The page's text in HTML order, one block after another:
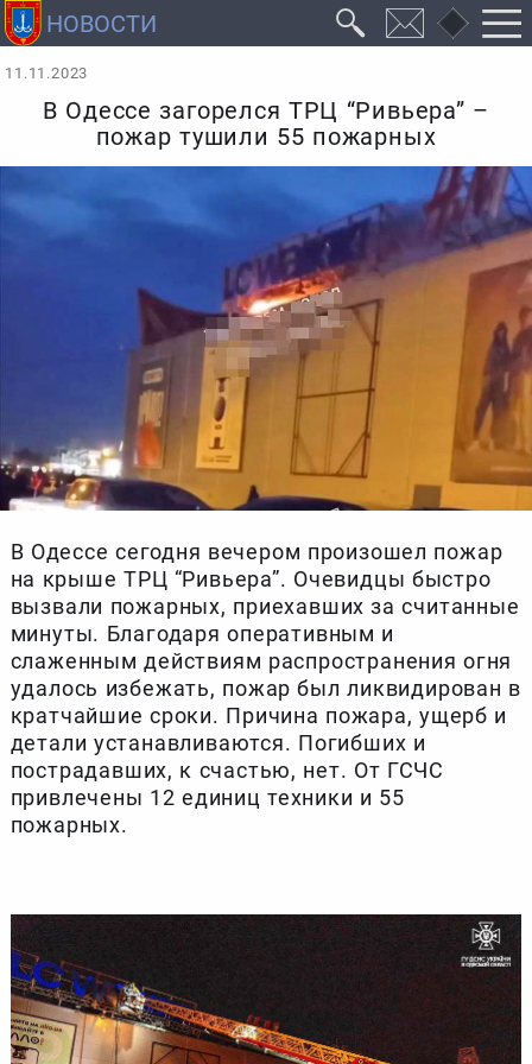
11.11.2023
В Одессе загорелся ТРЦ “Ривьера” –
пожар тушили 55 пожарных
В Одессе сегодня вечером произошел пожар
на крыше ТРЦ “Ривьера”. Очевидцы быстро
вызвали пожарных, приехавших за считанные
минуты. Благодаря оперативным и
слаженным действиям распространения огня
удалось избежать, пожар был ликвидирован в
кратчайшие сроки. Причина пожара, ущерб и
детали устанавливаются. Погибших и
пострадавших, к счастью, нет. От ГСЧС
привлечены 12 единиц техники и 55
пожарных.